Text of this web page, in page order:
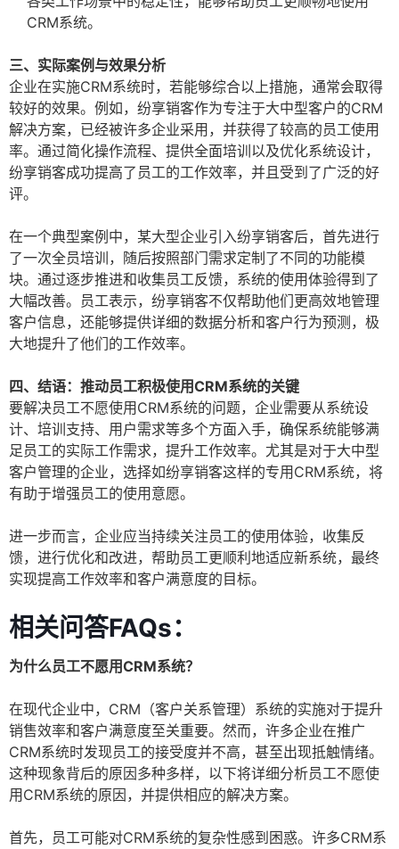
CRM系统。
三、实际案例与效果分析
企业在实施CRM系统时，若能够综合以上措施，通常会取得
较好的效果。例如，纷享销客作为专注于大中型客户的CRM
解决方案，已经被许多企业采用，并获得了较高的员工使用
率。通过简化操作流程、提供全面培训以及优化系统设计，
纷享销客成功提高了员工的工作效率，并且受到了广泛的好
评。
在一个典型案例中，某大型企业引入纷享销客后，首先进行
了一次全员培训，随后按照部门需求定制了不同的功能模
块。通过逐步推进和收集员工反馈，系统的使用体验得到了
大幅改善。员工表示，纷享销客不仅帮助他们更高效地管理
客户信息，还能够提供详细的数据分析和客户行为预测，极
大地提升了他们的工作效率。
四、结语：推动员工积极使用CRM系统的关键
要解决员工不愿使用CRM系统的问题，企业需要从系统设
计、培训支持、用户需求等多个方面入手，确保系统能够满
足员工的实际工作需求，提升工作效率。尤其是对于大中型
客户管理的企业，选择如纷享销客这样的专用CRM系统，将
有助于增强员工的使用意愿。
进一步而言，企业应当持续关注员工的使用体验，收集反
馈，进行优化和改进，帮助员工更顺利地适应新系统，最终
实现提高工作效率和客户满意度的目标。
相关问答FAQs：
为什么员工不愿用CRM系统？
在现代企业中，CRM（客户关系管理）系统的实施对于提升
销售效率和客户满意度至关重要。然而，许多企业在推广
CRM系统时发现员工的接受度并不高，甚至出现抵触情绪。
这种现象背后的原因多种多样，以下将详细分析员工不愿使
用CRM系统的原因，并提供相应的解决方案。
首先，员工可能对CRM系统的复杂性感到困惑。许多CRM系